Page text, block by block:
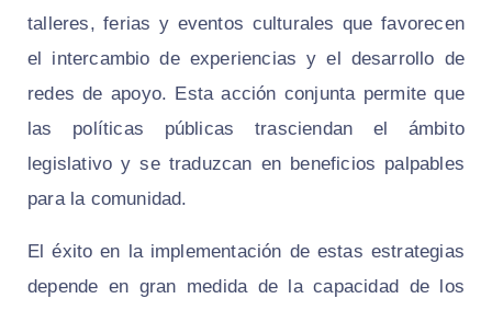
talleres, ferias y eventos culturales que favorecen
el intercambio de experiencias y el desarrollo de
redes de apoyo. Esta acción conjunta permite que
las políticas públicas trasciendan el ámbito
legislativo y se traduzcan en beneficios palpables
para la comunidad.
El éxito en la implementación de estas estrategias
depende en gran medida de la capacidad de los